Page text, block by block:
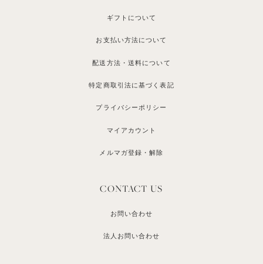
ギフトについて
お支払い方法について
配送方法・送料について
特定商取引法に基づく表記
プライバシーポリシー
マイアカウント
メルマガ登録・解除
CONTACT US
お問い合わせ
法人お問い合わせ